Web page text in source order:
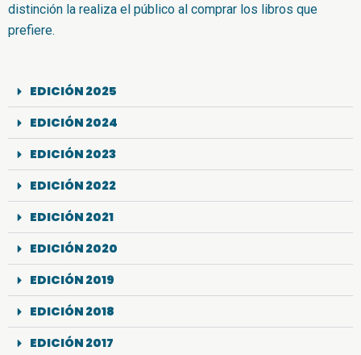
distinción la realiza el público al comprar los libros que
prefiere.
EDICIÓN 2025
EDICIÓN 2024
EDICIÓN 2023
EDICIÓN 2022
EDICIÓN 2021
EDICIÓN 2020
EDICIÓN 2019
EDICIÓN 2018
EDICIÓN 2017